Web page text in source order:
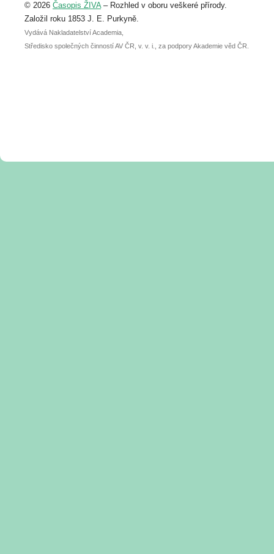
abstraktu přihlášené přednášky nebo
posteru je už 30. června.
© 2026 Časopis ŽIVA– Rozhled v oboru veškeré přírody.
Založil roku 1853 J. E. Purkyně.
Vydává Nakladatelství Academia,
Středisko společných činností AV ČR, v. v. i., za podpory Akademie věd ČR.